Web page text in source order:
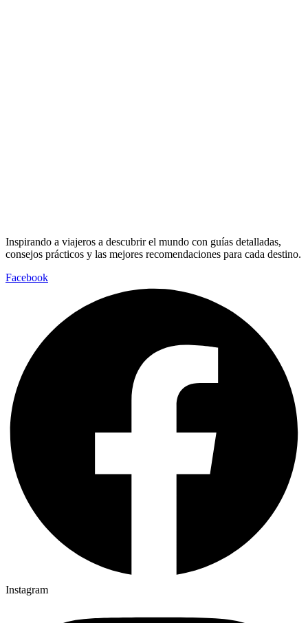
Inspirando a viajeros a descubrir el mundo con guías detalladas,
consejos prácticos y las mejores recomendaciones para cada destino.
Facebook
Instagram